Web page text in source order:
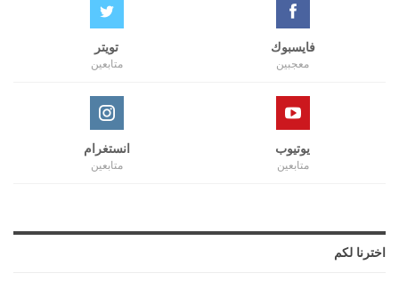
فايسبوك
معجبين
تويتر
متابعين
يوتيوب
متابعين
انستغرام
متابعين
اخترنا لكم